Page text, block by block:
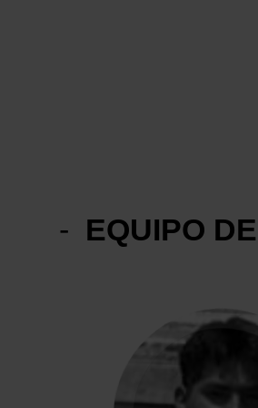
- EQUIPO